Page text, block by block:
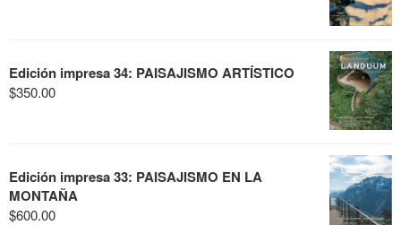
Edición impresa 34: PAISAJISMO ARTÍSTICO
$350.00
Edición impresa 33: PAISAJISMO EN LA
MONTAÑA
$600.00